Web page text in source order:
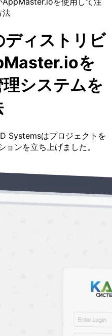
法
ディストリビ
を
システムを
Systemsはプロジェクトを
ョンを立ち上げました。